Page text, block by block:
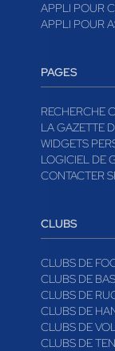
APPLI POUR
APPLI POUR
PAGES
RECHERCHE
LA GAZETTE
WIDGETS
LOGICIEL DE
CONTACTER
CLUBS
CLUBS DE
CLUBS DE
CLUBS DE
CLUBS DE
CLUBS DE
CLUBS DE